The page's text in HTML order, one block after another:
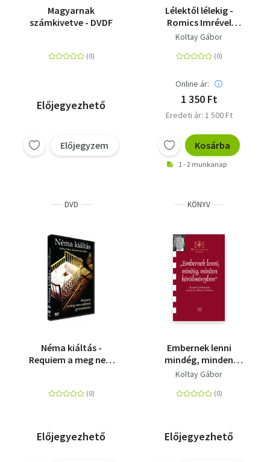
Magyarnak
számkivetve - DVDF
Előjegyezhető
Előjegyzem
Lélektől lélekig -
Romics Imrével
beszélget Koltay
Koltay Gábor
Online ár:
1 350 Ft
Eredeti ár: 1 500 Ft
Kosárba
1 - 2 munkanap
DVD
Néma kiáltás -
Requiem a meg nem
Előjegyezhető
KÖNYV
Embernek lenni
mindég, minden
körülményben -
Györggyel - Acsády
Koltay Gábor
Előjegyezhető